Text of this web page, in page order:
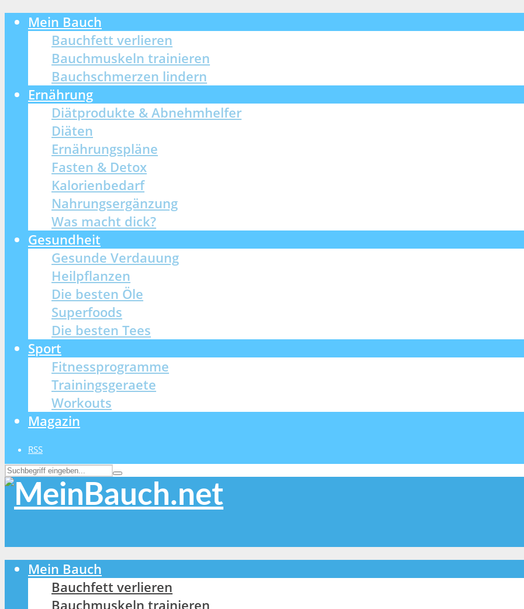
Mein Bauch
Bauchfett verlieren
Bauchmuskeln trainieren
Bauchschmerzen lindern
Ernährung
Diätprodukte & Abnehmhelfer
Diäten
Ernährungspläne
Fasten & Detox
Kalorienbedarf
Nahrungsergänzung
Was macht dick?
Gesundheit
Gesunde Verdauung
Heilpflanzen
Die besten Öle
Superfoods
Die besten Tees
Sport
Fitnessprogramme
Trainingsgeraete
Workouts
Magazin
RSS
Mein Bauch
Bauchfett verlieren
Bauchmuskeln trainieren